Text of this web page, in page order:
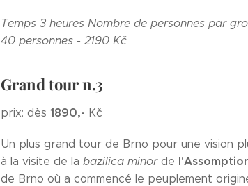
Temps 3 heures Nombre de personnes par
40 personnes - 2190 Kč
Grand tour n.3
prix: dès 1890,- Kč
Un plus grand tour de Brno pour une vision
à la visite de la bazilica minor de
de Brno où a commencé le peuplement